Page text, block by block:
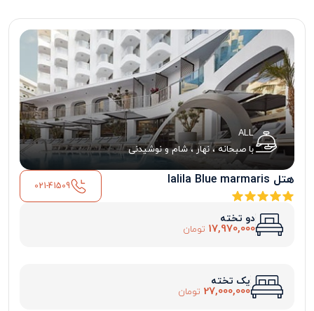
ALL
با صبحانه ، نهار ، شام و نوشیدنی
هتل lalila Blue marmaris 021-41509
دو تخته
17,970,000 تومان
یک تخته
27,000,000 تومان